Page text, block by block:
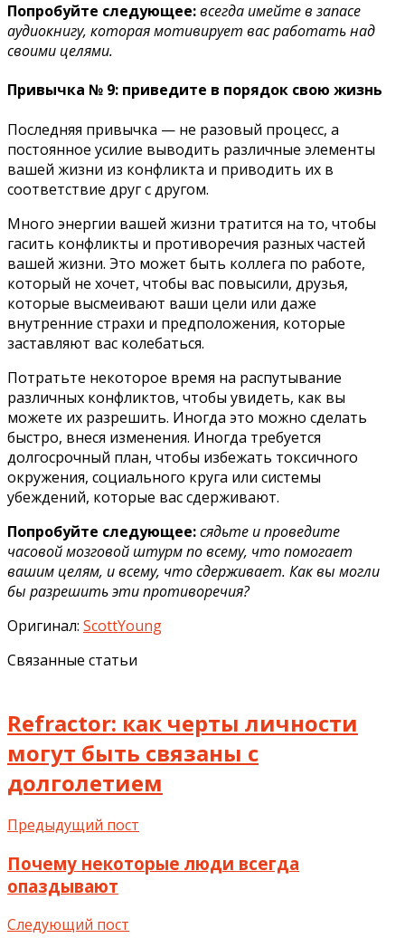
Попробуйте следующее:всегда имейте в запасе
аудиокнигу, которая мотивирует вас работать над
своими целями.
Привычка № 9: приведите в порядок свою жизнь
Последняя привычка — не разовый процесс, а
постоянное усилие выводить различные элементы
вашей жизни из конфликта и приводить их в
соответствие друг с другом.
Много энергии вашей жизни тратится на то, чтобы
гасить конфликты и противоречия разных частей
вашей жизни. Это может быть коллега по работе,
который не хочет, чтобы вас повысили, друзья,
которые высмеивают ваши цели или даже
внутренние страхи и предположения, которые
заставляют вас колебаться.
Потратьте некоторое время на распутывание
различных конфликтов, чтобы увидеть, как вы
можете их разрешить. Иногда это можно сделать
быстро, внеся изменения. Иногда требуется
долгосрочный план, чтобы избежать токсичного
окружения, социального круга или системы
убеждений, которые вас сдерживают.
Попробуйте следующее:сядьте и проведите
часовой мозговой штурм по всему, что помогает
вашим целям, и всему, что сдерживает. Как вы могли
бы разрешить эти противоречия?
Оригинал: ScottYoung
Связанные статьи
Refractor: как черты личности
могут быть связаны с
долголетием
Предыдущий пост
Почему некоторые люди всегда
опаздывают
Следующий пост